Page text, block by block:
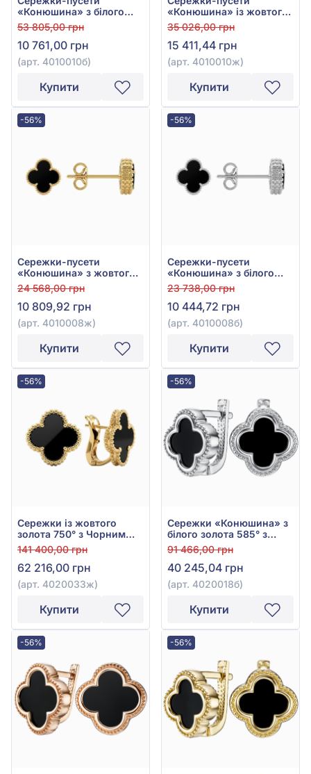
«Конюшина» з білого
золота 585° з Чорним
Оніксом, арт. 4010010б
53 805,00 грн
10 761,00 грн
(арт. 4010010б)
Купити
«Конюшина» із жовтого
золота 585° з Чорним
Оніксом, арт. 4010010ж
35 026,00 грн
15 411,44 грн
(арт. 4010010ж)
Купити
-56%
Сережки-пусети
«Конюшина» з жовтого
золота 585° з Чорним
Оніксом, арт. 4010008ж
24 568,00 грн
10 809,92 грн
(арт. 4010008ж)
Купити
-56%
Сережки-пусети
«Конюшина» з білого
золота 585° з Чорним
Оніксом, арт. 4010008б
23 738,00 грн
10 444,72 грн
(арт. 4010008б)
Купити
-56%
Сережки із жовтого
золота 750° з Чорним
Оніксом, арт. 4020033ж
141 400,00 грн
62 216,00 грн
(арт. 4020033ж)
Купити
-56%
Сережки «Конюшина» з
білого золота 585° з
Чорним Оніксом, арт.
4020018б
91 466,00 грн
40 245,04 грн
(арт. 4020018б)
Купити
-56% -56%